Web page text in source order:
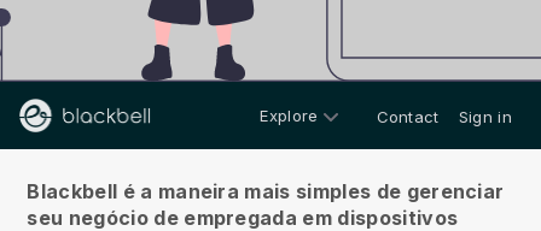
Explore Contact Sign in
Blackbell é a maneira mais simples de gerenciar
seu negócio de empregada em dispositivos